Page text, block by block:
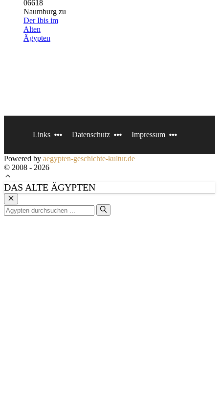
06618
Naumburg zu
Der Ibis im
Alten
Ägypten
Links Datenschutz Impressum
Powered by aegypten-geschichte-kultur.de
© 2008 - 2026
DAS ALTE ÄGYPTEN
Schließen
Suchen
nach: